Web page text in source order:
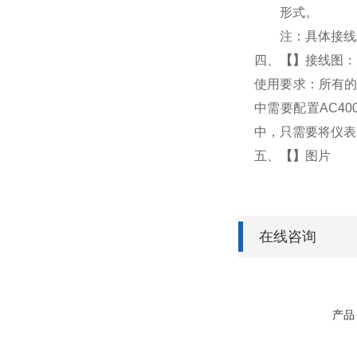
形式。
注：具体接
四、
【 】 接线图
使用要求：所有
中需要配置
中，只需要将仪
五、
【 】 图片
在线咨询
产品